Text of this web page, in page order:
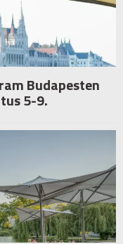
Budapesten
5-9.